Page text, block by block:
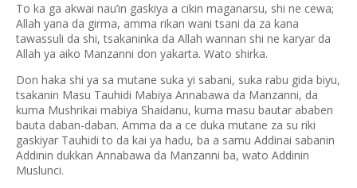
To ka ga akwai nau’in gaskiya a cikin maganarsu, shi ne cewa;
Allah yana da girma, amma rikan wani tsani da za kana
tawassuli da shi, tsakaninka da Allah wannan shi ne karyar da
Allah ya aiko Manzanni don yakarta. Wato shirka.
Don haka shi ya sa mutane suka yi sabani, suka rabu gida biyu,
tsakanin Masu Tauhidi Mabiya Annabawa da Manzanni, da
kuma Mushrikai mabiya Shaidanu, kuma masu bautar ababen
bauta daban-daban. Amma da a ce duka mutane za su riki
gaskiyar Tauhidi to da kai ya hadu, ba a samu Addinai sabanin
Addinin dukkan Annabawa da Manzanni ba, wato Addinin
Muslunci.